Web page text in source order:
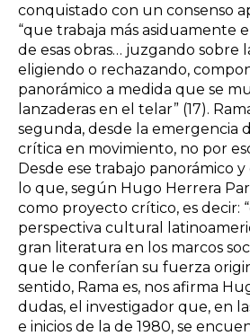
conquistado con un consenso
“que trabaja más asiduamente
de esas obras… juzgando sobre
eligiendo o rechazando,
panorámico a medida que se
lanzaderas en el telar” (17).
segunda, desde la emergencia
crítica en movimiento, no por
Desde ese trabajo panorámico
lo que, según Hugo Herrera
como proyecto crítico, es decir:
perspectiva cultural
gran literatura en los marcos
que le conferían su fuerza
sentido, Rama es, nos afirma
dudas, el investigador que, en
e inicios de la de 1980, se